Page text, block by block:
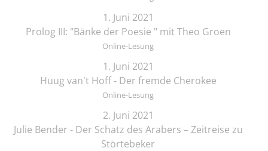
1. Juni 2021
Prolog III: "Bänke der Poesie " mit Theo Groen
Online-Lesung
1. Juni 2021
Huug van't Hoff - Der fremde Cherokee
Online-Lesung
2. Juni 2021
Julie Bender - Der Schatz des Arabers – Zeitreise zu
Störtebeker